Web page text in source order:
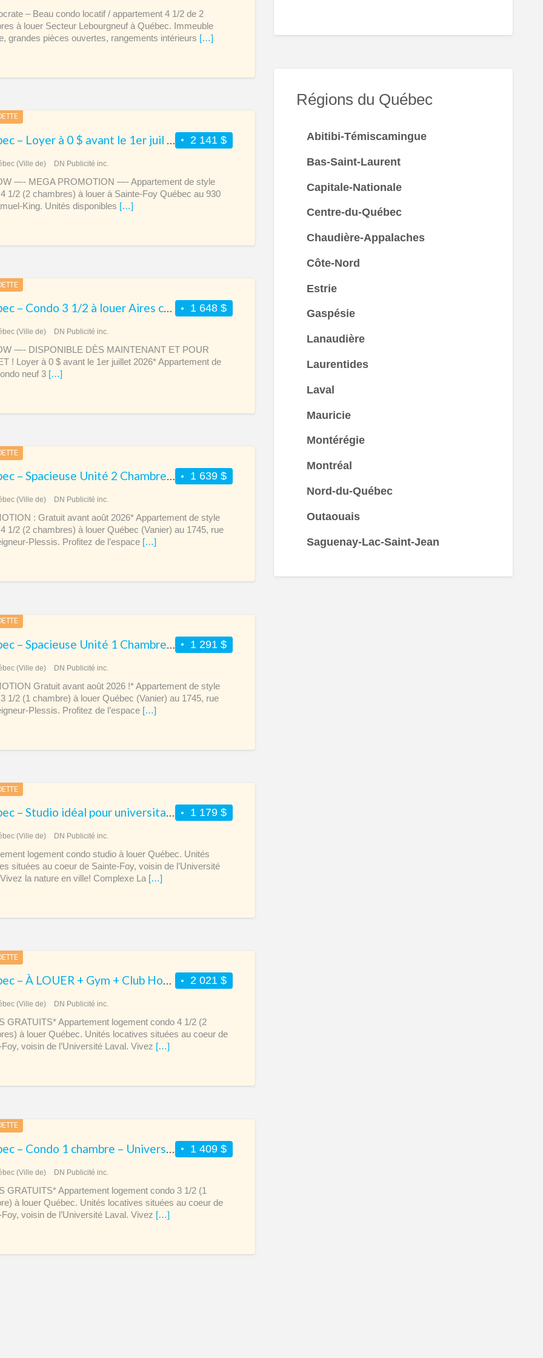
– Beau condo locatif / appartement 4 1/2 de 2
à louer Secteur Lebourgneuf à Québec. Immeuble
grandes pièces ouvertes, rangements intérieurs […]
2 141 $
Québec – Loyer à 0 $ avant le 1er juil 2026 – Le Wow à Sainte-Foy
(Ville de) DN Publicité inc.
—- MEGA PROMOTION —- Appartement de style
1/2 (2 chambres) à louer à Sainte-Foy Québec au 930
King. Unités disponibles […]
1 648 $
Québec – Condo 3 1/2 à louer Aires communes grandioses ! Ste-Foy
(Ville de) DN Publicité inc.
—- DISPONIBLE DÈS MAINTENANT ET POUR
! Loyer à 0 $ avant le 1er juillet 2026* Appartement de
neuf 3 […]
1 639 $
Québec – Spacieuse Unité 2 Chambres au Complexe Le Pivot
(Ville de) DN Publicité inc.
: Gratuit avant août 2026* Appartement de style
1/2 (2 chambres) à louer Québec (Vanier) au 1745, rue
Plessis. Profitez de l’espace […]
1 291 $
Québec – Spacieuse Unité 1 Chambre au Complexe Le Pivot
(Ville de) DN Publicité inc.
Gratuit avant août 2026 !* Appartement de style
1/2 (1 chambre) à louer Québec (Vanier) au 1745, rue
Plessis. Profitez de l’espace […]
1 179 $
Québec – Studio idéal pour universitaire – Université Laval
(Ville de) DN Publicité inc.
logement condo studio à louer Québec. Unités
situées au coeur de Sainte-Foy, voisin de l’Université
Vivez la nature en ville! Complexe La […]
2 021 $
Québec – À LOUER + Gym + Club House + 2 chambres
(Ville de) DN Publicité inc.
GRATUITS* Appartement logement condo 4 1/2 (2
à louer Québec. Unités locatives situées au coeur de
Foy, voisin de l’Université Laval. Vivez […]
1 409 $
Québec – Condo 1 chambre – Université Laval – 2 mois gratuits !
(Ville de) DN Publicité inc.
GRATUITS* Appartement logement condo 3 1/2 (1
à louer Québec. Unités locatives situées au coeur de
Foy, voisin de l’Université Laval. Vivez […]
Régions du Québec
Abitibi-Témiscamingue
Bas-Saint-Laurent
Capitale-Nationale
Centre-du-Québec
Chaudière-Appalaches
Côte-Nord
Estrie
Gaspésie
Lanaudière
Laurentides
Laval
Mauricie
Montérégie
Montréal
Nord-du-Québec
Outaouais
Saguenay-Lac-Saint-Jean